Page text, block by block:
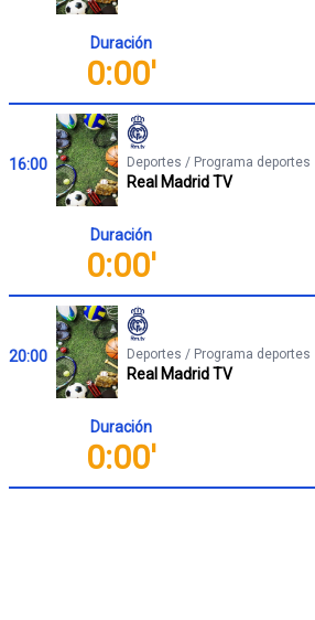
Duración
0:00'
16:00 Deportes / Programa deportes
Real Madrid TV
Duración
0:00'
20:00 Deportes / Programa deportes
Real Madrid TV
Duración
0:00'